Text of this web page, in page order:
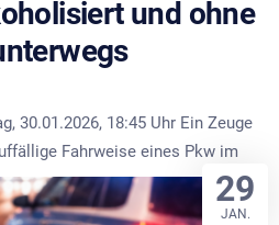
und ohne
30.01.2026, 18:45 Uhr Ein Zeuge
Fahrweise eines Pkw im
29
JAN.